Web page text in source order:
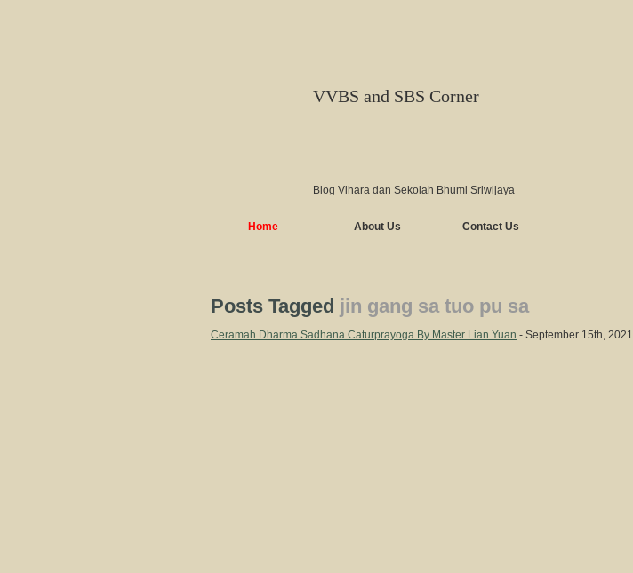
VVBS and SBS Corner
Blog Vihara dan Sekolah Bhumi Sriwijaya
Home About Us Contact Us
Posts Tagged jin gang sa tuo pu sa
Ceramah Dharma Sadhana Caturprayoga By Master Lian Yuan - September 15th, 2021